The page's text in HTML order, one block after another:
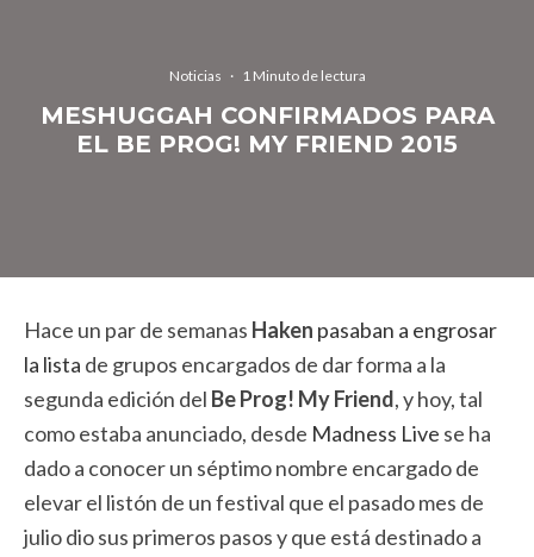
Noticias · 1 Minuto de lectura
MESHUGGAH CONFIRMADOS PARA
EL BE PROG! MY FRIEND 2015
Hace un par de semanas Haken pasaban a engrosar
la lista de grupos encargados de dar forma a la
segunda edición del Be Prog! My Friend, y hoy, tal
como estaba anunciado, desde Madness Live se ha
dado a conocer un séptimo nombre encargado de
elevar el listón de un festival que el pasado mes de
julio dio sus primeros pasos y que está destinado a